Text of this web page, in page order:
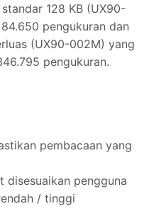
128 KB (UX90-
pengukuran dan
(UX90-002M) yang
pengukuran.
pembacaan yang
disesuaikan pengguna
/ tinggi